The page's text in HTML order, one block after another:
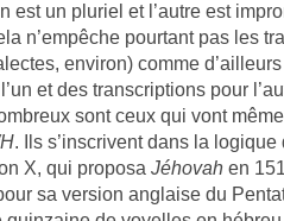
est un pluriel et l’autre est
n’empêche pourtant pas les
environ) comme
et des transcriptions pour
sont ceux qui vont
. Ils s’inscrivent dans la logique
X, qui proposa Jéhovah en
sa version anglaise du